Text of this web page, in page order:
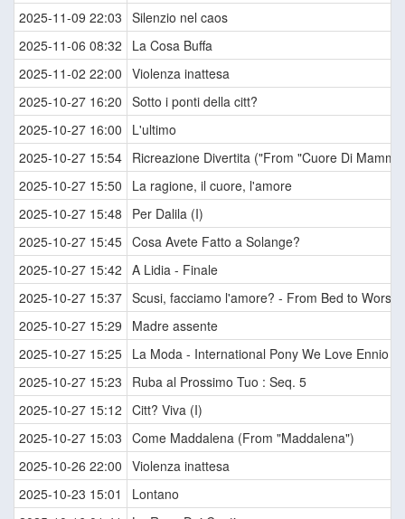
2025-11-09 22:03 Silenzio nel caos
2025-11-06 08:32
La Cosa Buffa
2025-11-02 22:00 Violenza inattesa
2025-10-27 16:20 Sotto i ponti della citt?
2025-10-27 16:00
L'ultimo
2025-10-27 15:54 Ricreazione Divertita ("From "Cuore Di
2025-10-27 15:50
La ragione, il cuore, l'amore
2025-10-27 15:48
Per Dalila (I)
2025-10-27 15:45 Cosa Avete Fatto a Solange?
2025-10-27 15:42 A Lidia - Finale
2025-10-27 15:37 Scusi, facciamo l'amore? - From Bed to Worse
2025-10-27 15:29
Madre assente
2025-10-27 15:25 La Moda - International Pony We Love Ennio
2025-10-27 15:23
Ruba al Prossimo Tuo : Seq. 5
2025-10-27 15:12 Citt? Viva (I)
2025-10-27 15:03 Come Maddalena (From "Maddalena")
2025-10-26 22:00 Violenza inattesa
2025-10-23 15:01
Lontano